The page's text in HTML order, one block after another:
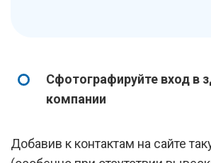
Сфотографируйте вход в
компании
Добавив к контактам на сайте